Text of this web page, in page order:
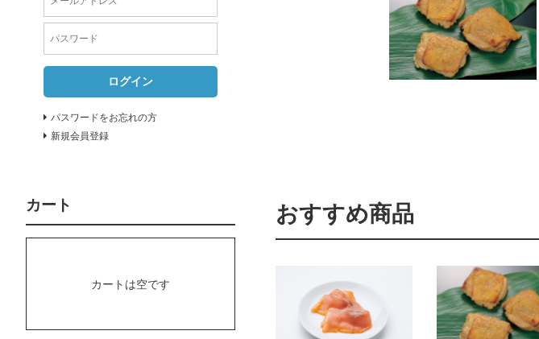
おすすめ商品
ログイン
パスワードをお忘れの方
新規会員登録
カート
カートは空です